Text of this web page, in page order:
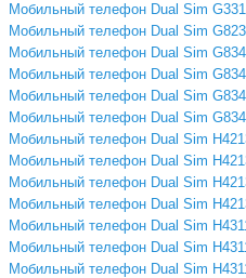
Мобильный телефон Dual Sim
Мобильный телефон Dual Sim
Мобильный телефон Dual Sim
Мобильный телефон Dual Sim
Мобильный телефон Dual Sim
Мобильный телефон Dual Sim
Мобильный телефон Dual Sim
Мобильный телефон Dual Sim
Мобильный телефон Dual Sim
Мобильный телефон Dual Sim
Мобильный телефон Dual Sim
Мобильный телефон Dual Sim
Мобильный телефон Dual Sim